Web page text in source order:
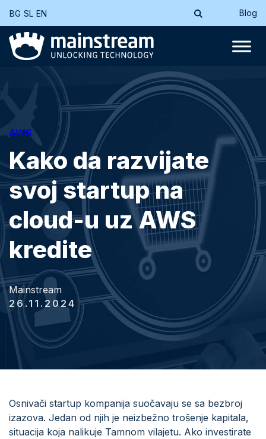
BG SL EN Blog
AWS
Kako da razvijate
svoj startup na
cloud-u uz AWS
kredite
Mainstream
26.11.2024
Osnivači startup kompanija suočavaju se sa bezbroj
izazova. Jedan od njih je neizbežno trošenje kapitala,
situacija koja nalikuje Tamnom vilajetu. Ako investirate